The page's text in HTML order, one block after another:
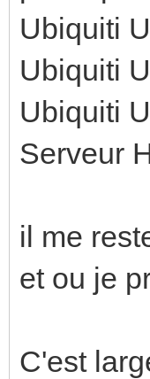
Ubiquiti
Ubiquiti
Ubiquiti
Serveur
il me
et ou je
C'est